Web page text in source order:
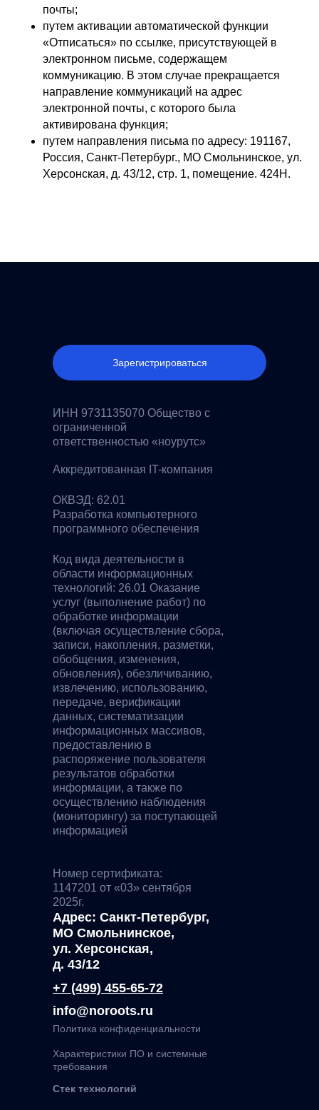
почты;
путем активации автоматической функции
«Отписаться» по ссылке, присутствующей в
электронном письме, содержащем
коммуникацию. В этом случае прекращается
направление коммуникаций на адрес
электронной почты, с которого была
активирована функция;
путем направления письма по адресу: 191167,
Россия, Санкт-Петербург., МО Смольнинское, ул.
Херсонская, д. 43/12, стр. 1, помещение. 424Н.
Адрес: Санкт-Петербург,
МО Смольнинское,
ул. Херсонская,
д. 43/12
+7 (499) 455-65-72
Зарегистрироваться
Номер сертификата:
1147201 от «03» сентября
2025г.
ОКВЭД: 62.01
Разработка компьютерного
программного обеспечения
Стек технологий
Характеристики ПО и системные
требования
Политика конфиденциальности
Аккредитованная IT-компания
ИНН 9731135070 Общество с
ограниченной
ответственностью «ноурутс»
Код вида деятельности в
области информационных
технологий: 26.01 Оказание
услуг (выполнение работ) по
обработке информации
(включая осуществление сбора,
записи, накопления, разметки,
обобщения, изменения,
обновления), обезличиванию,
извлечению, использованию,
передаче, верификации
данных, систематизации
информационных массивов,
предоставлению в
распоряжение пользователя
результатов обработки
информации, а также по
осуществлению наблюдения
(мониторингу) за поступающей
информацией
info@noroots.ru